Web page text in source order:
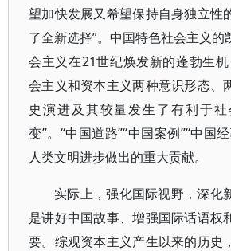
望加快发展又希望保持自身独立性
了全新选择”。中国特色社会主义的
会主义在21世纪焕发新的蓬勃生
会主义和资本主义两种意识形态、
史演进及其较量发生了有利于
变”。“中国道路”“中国案例”“中国
人类文明进步做出的重大贡献。
实际上，强化国际视野，深化
是讲好中国故事、增强国际话语权
要。综观资本主义产生以来的历史